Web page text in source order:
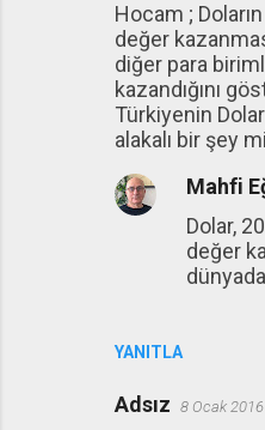
Hocam ;
değer
diğer para
kazandığını
Türkiyenin
alakalı bir şey
YANITLA
Mahfi
Dolar,
değer
Adsız 8 Ocak